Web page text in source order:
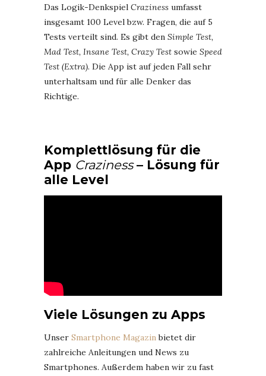
Das Logik-Denkspiel Craziness umfasst
insgesamt 100 Level bzw. Fragen, die auf 5
Tests verteilt sind. Es gibt den Simple Test,
Mad Test, Insane Test, Crazy Test sowie Speed
Test (Extra). Die App ist auf jeden Fall sehr
unterhaltsam und für alle Denker das
Richtige.
Komplettlösung für die
App Craziness– Lösung für
alle Level
Viele Lösungen zu Apps
Unser Smartphone Magazinbietet dir
zahlreiche Anleitungen und News zu
Smartphones. Außerdem haben wir zu fast